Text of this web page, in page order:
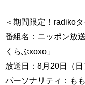
＜期間限定！radiko
番組名：ニッポン放
くらぶxoxo」
放送日：8月20日（
パーソナリティ：も